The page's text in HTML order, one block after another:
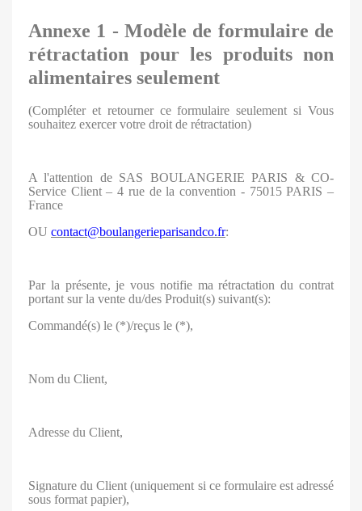
Annexe 1 - Modèle de formulaire de
rétractation pour les produits non
alimentaires seulement
(Compléter et retourner ce formulaire seulement si Vous
souhaitez exercer votre droit de rétractation)
A l'attention de SAS BOULANGERIE PARIS & CO-
Service Client – 4 rue de la convention - 75015 PARIS –
France
OU contact@boulangerieparisandco.fr:
Par la présente, je vous notifie ma rétractation du contrat
portant sur la vente du/des Produit(s) suivant(s):
Commandé(s) le (*)/reçus le (*),
Nom du Client,
Adresse du Client,
Signature du Client (uniquement si ce formulaire est adressé
sous format papier),